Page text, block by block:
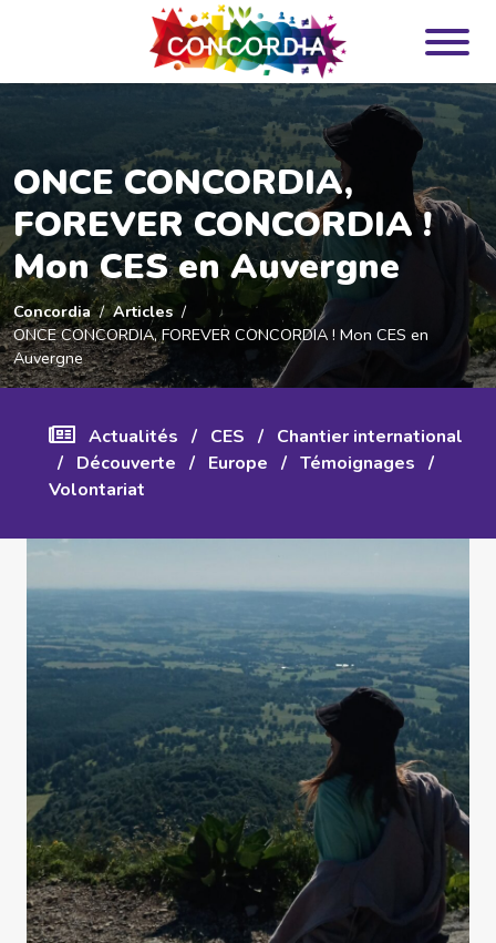
ONCE CONCORDIA,
FOREVER CONCORDIA !
Mon CES en Auvergne
Concordia
Articles
ONCE CONCORDIA, FOREVER CONCORDIA ! Mon CES en
Auvergne
Actualités / CES / Chantier international
/ Découverte / Europe / Témoignages /
Volontariat
Panneau de gestion des cookies